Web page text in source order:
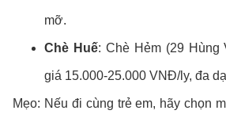
mỡ.
Chè Huế: Chè Hẻm (29 Hùng
giá 15.000-25.000 VNĐ/ly, đa
Mẹo: Nếu đi cùng trẻ em, hãy chọn